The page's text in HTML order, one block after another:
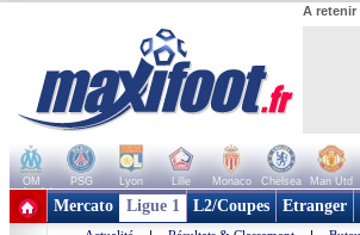
A retenir
OM PSG Lyon Lille Monaco Chelsea Man Utd
+ de clubs
Mercato Ligue 1 L2/Coupes Etranger